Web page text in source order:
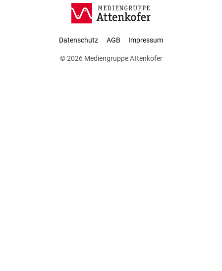
Datenschutz AGB Impressum
© 2026 Mediengruppe Attenkofer